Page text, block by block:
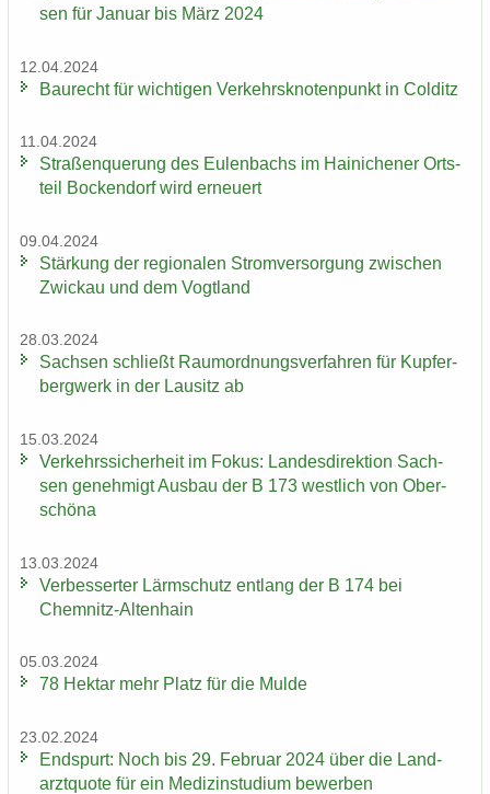
sen für Ja­nu­ar bis März 2024
12.04.2024
Bau­recht für wich­ti­gen Ver­kehrs­kno­ten­punkt in Col­ditz
11.04.2024
Stra­ßen­que­rung des Eu­len­bachs im Hai­ni­che­ner Orts­
teil Bo­cken­dorf wird er­neu­ert
09.04.2024
Stär­kung der re­gio­na­len Strom­ver­sor­gung zwi­schen
Zwi­ckau und dem Vogt­land
28.03.2024
Sach­sen schließt Raum­ord­nungs­ver­fah­ren für Kup­fer­
berg­werk in der Lau­sitz ab
15.03.2024
Ver­kehrs­si­cher­heit im Fokus: Lan­des­di­rek­ti­on Sach­
sen ge­neh­migt Aus­bau der B 173 west­lich von Ober­
schö­na
13.03.2024
Ver­bes­ser­ter Lärm­schutz ent­lang der B 174 bei
Chemnitz-​Altenhain
05.03.2024
78 Hekt­ar mehr Platz für die Mulde
23.02.2024
End­spurt: Noch bis 29. Fe­bru­ar 2024 über die Land­
arzt­quo­te für ein Me­di­zin­stu­di­um be­wer­ben